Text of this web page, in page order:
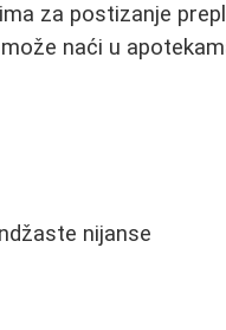
za postizanje
naći u
nijanse